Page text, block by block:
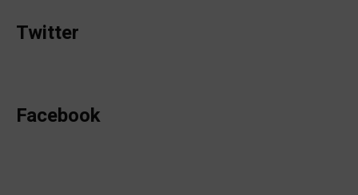
Twitter
Facebook